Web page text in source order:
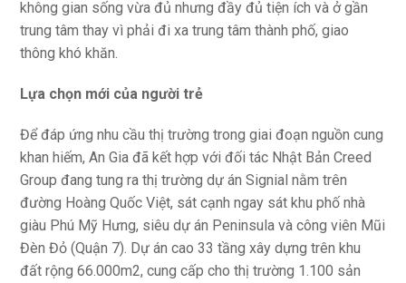
không gian sống vừa đủ nhưng đầy đủ tiện ích và ở gần
trung tâm thay vì phải đi xa trung tâm thành phố, giao
thông khó khăn.
Lựa chọn mới của người trẻ
Để đáp ứng nhu cầu thị trường trong giai đoạn nguồn cung
khan hiếm, An Gia đã kết hợp với đối tác Nhật Bản Creed
Group đang tung ra thị trường dự án Signial nằm trên
đường Hoàng Quốc Việt, sát cạnh ngay sát khu phố nhà
giàu Phú Mỹ Hưng, siêu dự án Peninsula và công viên Mũi
Đèn Đỏ (Quận 7). Dự án cao 33 tầng xây dựng trên khu
đất rộng 66.000m2, cung cấp cho thị trường 1.100 sản